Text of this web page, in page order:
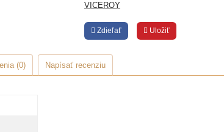
VICEROY
Zdieľať Uložiť
(0) Napísať recenziu